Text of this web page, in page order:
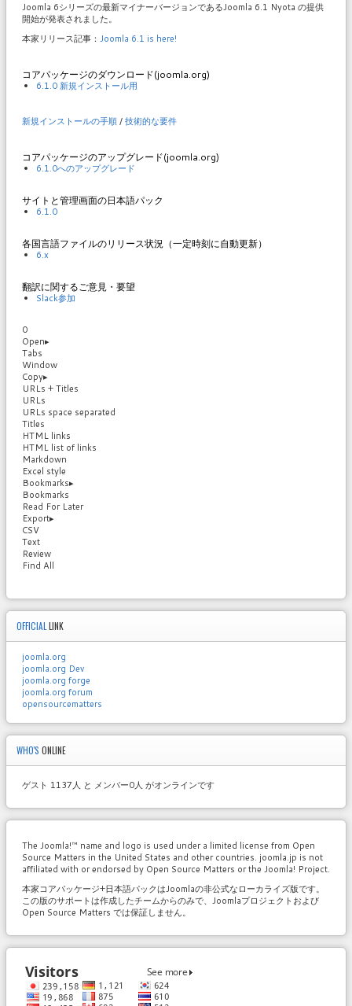
Joomla 6シリーズの最新マイナーバージョンであるJoomla 6.1 Nyota の提供
開始が発表されました。
本家リリース記事： Joomla 6.1 is here!
コアパッケージのダウンロード(joomla.org)
6.1.0 新規インストール用
新規インストールの手順/技術的な要件
コアパッケージのアップグレード(joomla.org)
6.1.0へのアップグレード
サイトと管理画面の日本語パック
6.1.0
各国言語ファイルのリリース状況（一定時刻に自動更新）
6.x
翻訳に関するご意見・要望
Slack参加
0
Open▸
Tabs
Window
Copy▸
URLs + Titles
URLs
URLs space separated
Titles
HTML links
HTML list of links
Markdown
Excel style
Bookmarks▸
Bookmarks
Read For Later
Export▸
CSV
Text
Review
Find All
OFFICIAL LINK
joomla.org
joomla.org Dev
joomla.org forge
joomla.org forum
opensourcematters
WHO'S ONLINE
ゲスト 1137人 と メンバー0人 がオンラインです
The Joomla!™ name and logo is used under a limited license from Open
Source Matters in the United States and other countries. joomla.jp is not
affiliated with or endorsed by Open Source Matters or the Joomla! Project.
本家コアパッケージ+日本語パックはJoomlaの非公式なローカライズ版です。
この版のサポートは作成したチームからのみで、Joomlaプロジェクトおよび
Open Source Matters では保証しません。